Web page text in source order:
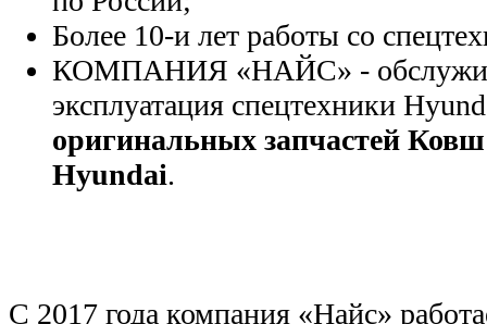
Более 10-и лет работы со
КОМПАНИЯ «НАЙС» -
эксплуатация спецтехники
оригинальных запчастей Ковш
Hyundai.
С 2017 года компания «Найс»